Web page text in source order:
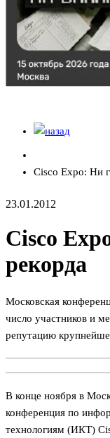
Cisco Expo: Ни
23.01.2012
Cisco
рекорда
Московская
число участников и
репутацию
В конце ноября в
конференция по
технологиям (ИКТ)